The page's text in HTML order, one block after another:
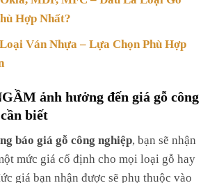
Hợp Nhất?
Ván Nhựa – Lựa Chọn Phù Hợp
ảnh hưởng đến giá gỗ công
biết
báo giá gỗ công nghiệp , bạn sẽ nhận
mức giá cố định cho mọi loại gỗ hay
giá bạn nhận được sẽ phụ thuộc vào